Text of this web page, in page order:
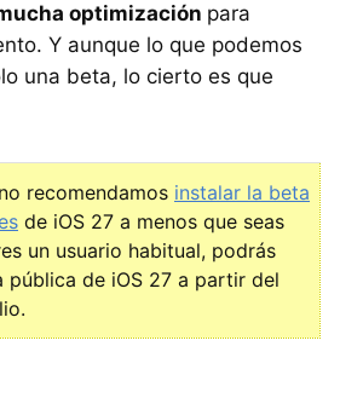
optimización para
Y aunque lo que podemos
una beta, lo cierto es que
recomendamos instalar la beta
de iOS 27 a menos que seas
un usuario habitual, podrás
de iOS 27 a partir del